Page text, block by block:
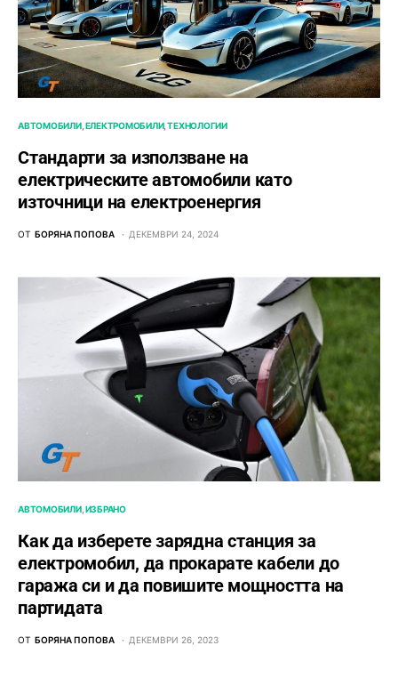
АВТОМОБИЛИ ЕЛЕКТРОМОБИЛИ ТЕХНОЛОГИИ
Стандарти за използване на
електрическите автомобили като
източници на електроенергия
ОТ БОРЯНА ПОПОВА ДЕКЕМВРИ 24, 2024
АВТОМОБИЛИ ИЗБРАНО
Как да изберете зарядна станция за
електромобил, да прокарате кабели до
гаража си и да повишите мощността на
партидата
ОТ БОРЯНА ПОПОВА ДЕКЕМВРИ 26, 2023